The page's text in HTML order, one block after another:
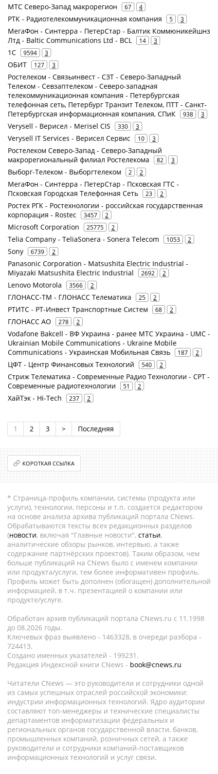
МТС Северо-Запад макрорегион 67 4
РТК - Радиотелекоммуникационная компания 5 3
МегаФон - Синтерра - ПетерСтар - Балтик Коммюникейшнз
Лтд - Baltic Communications Ltd - BCL
14 3
1С 9594 3
ОБИТ 127 3
Ростелеком - Связьинвест - СЗТ - Северо-Западный
Телеком - Севзаптелеком - Северо-западная
телекоммуникационная компания - Петербургская
телефонная сеть, Петербург Транзит Телеком, ПТТ - Санкт-
Петербургская информационная компания, СПиК
938 3
Verysell - Верисел - Merisel CIS 330 3
Verysell IT Services - Верисел Сервис 10 3
Ростелеком Северо-Запад - Северо-Западный
макрорегиональный филиал Ростелекома
82 3
Выборг-Телеком - Выборгтелеком 2 2
МегаФон - Синтерра - ПетерСтар - Псковская ГТС -
Псковская Городская Телефонная Сеть
23 2
Ростех РГК - Ростехнологии - российская государственная
корпорация - Rostec
3457 2
Microsoft Corporation 25775 2
Telia Company - TeliaSonera - Sonera Telecom 1053 2
Sony 6739 2
Panasonic Corporation - Matsushita Electric Industrial -
Miyazaki Matsushita Electric Industrial
2692 2
Lenovo Motorola 3566 2
ГЛОНАСС-ТМ - ГЛОНАСС Телематика 25 2
РТИТС - РТ-Инвест Транспортные Систем 68 2
ГЛОНАСС АО 278 2
Vodafone Bakcell - ВФ Украина - ранее МТС Украина - UMC -
Ukrainian Mobile Communications - Ukraine Mobile
Communications - Украинская Мобильная Связь
187 2
ЦФТ - Центр Финансовых Технологий 540 2
Стриж Телематика - Современные Радио Технологии - СРТ -
Современные радиотехнологии
51 2
ХайТэк - Hi-Tech 237 2
1 2 3 > Последняя
КОРОТКАЯ ССЫЛКА
* Страница-профиль компании, системы (продукта или
услуги), технологии, персоны и т.п. создается редактором
на основе анализа архива публикаций портала CNews.
Обрабатываются тексты всех редакционных разделов
(новости, включая "Главные новости", статьи,
аналитические обзоры рынков, интервью, а также
содержание партнёрских проектов). Таким образом, чем
больше публикаций на CNews было с именем компании
или продукта/услуги, тем более информативен профиль.
Профиль может быть дополнен (обогащен) дополнительной
информацией, в т.ч. презентацией о компании или
продукте/услуге.
Обработан архив публикаций портала CNews.ru c 11.1998
до 08.2026 годы.
Ключевых фраз выявлено - 1463328, в очереди разбора -
724413.
Создано именных указателей - 199231.
Редакция Индексной книги CNews - book@cnews.ru
Читатели CNews — это руководители и сотрудники одной
из самых успешных отраслей российской экономики:
индустрии информационных технологий. Ядро аудитории
составляют топ-менеджеры и технические специалисты
департаментов информатизации федеральных и
региональных органов государственной власти, банков,
промышленных компаний, розничных сетей, а также
руководители и сотрудники компаний-поставщиков
информационных технологий и услуг связи.